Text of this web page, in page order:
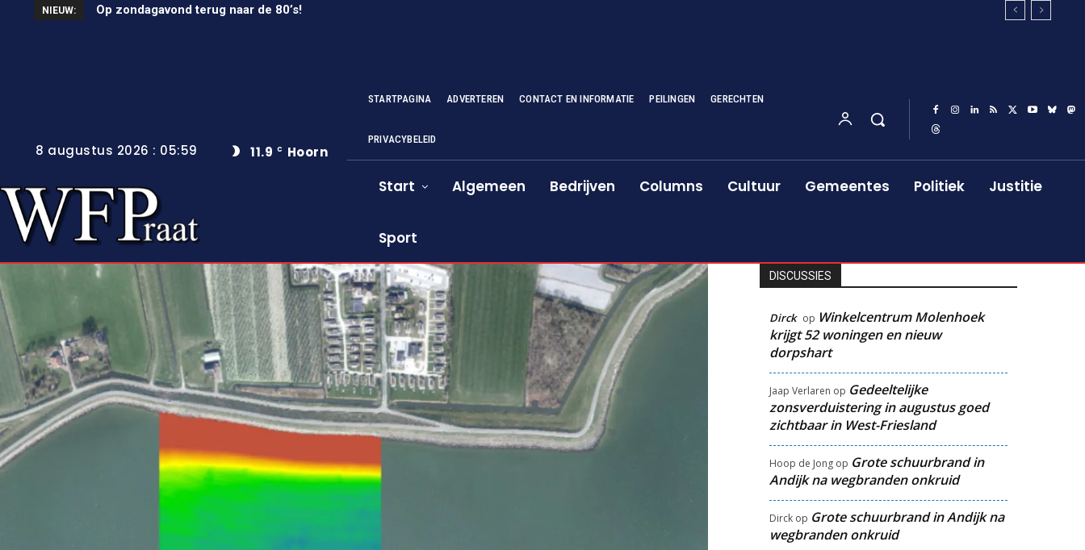
NIEUW: Op zondagavond terug naar de 80’s!
Unieke wielerkoers in Wervershoof
11.9 C Hoorn
8 augustus 2026 : 05:59
STARTPAGINA ADVERTEREN CONTACT EN INFORMATIE PEILINGEN GERECHTEN
PRIVACYBELEID
Start Algemeen Bedrijven Columns Cultuur Gemeentes Politiek Justitie
Sport
DISCUSSIES
Dirck op Winkelcentrum Molenhoek
krijgt 52 woningen en nieuw
dorpshart
Jaap Verlaren op Gedeeltelijke
zonsverduistering in augustus goed
zichtbaar in West-Friesland
Hoop de Jongop Grote schuurbrand in
Andijk na wegbranden onkruid
Dirckop Grote schuurbrand in Andijk na
wegbranden onkruid